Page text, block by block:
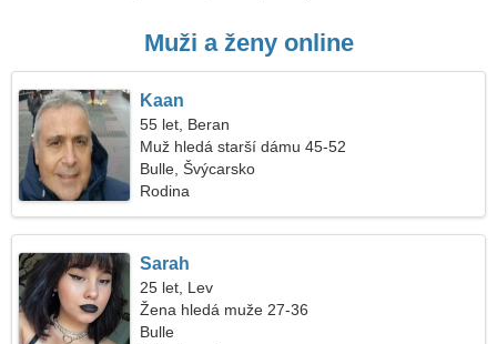
Muži a ženy online
Kaan
55 let, Beran
Muž hledá starší dámu 45-52
Bulle, Švýcarsko
Rodina
Sarah
25 let, Lev
Žena hledá muže 27-36
Bulle